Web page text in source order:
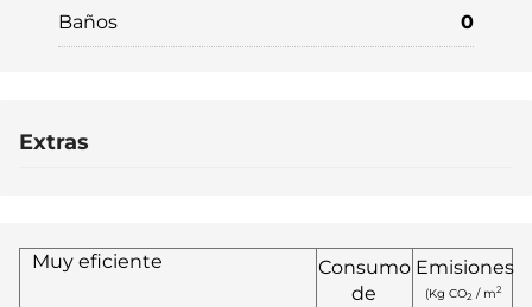
Baños 0
Extras
Muy eficiente
Consumo
de
Emisiones
(Kg CO2 / m2